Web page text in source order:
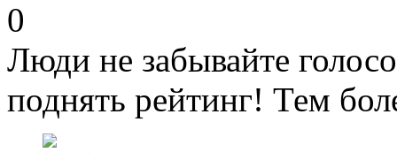
0
Люди не забывайте
поднять рейтинг! Тем